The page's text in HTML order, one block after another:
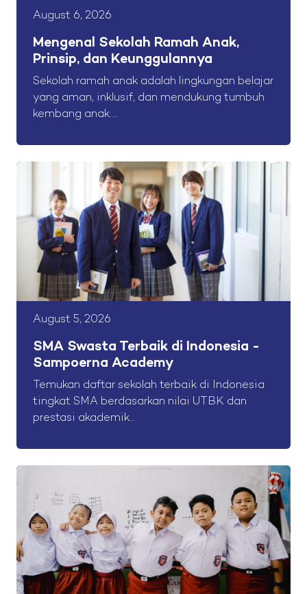
August 6, 2026
Mengenal Sekolah Ramah Anak,
Prinsip, dan Keunggulannya
Sekolah ramah anak adalah lingkungan belajar
yang aman, inklusif, dan mendukung tumbuh
kembang anak....
August 5, 2026
SMA Swasta Terbaik di Indonesia -
Sampoerna Academy
Temukan daftar sekolah terbaik di Indonesia
tingkat SMA berdasarkan nilai UTBK dan
prestasi akademik...